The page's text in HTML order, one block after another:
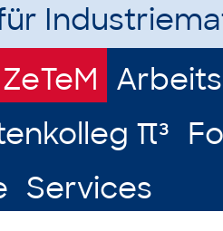
π³
Services